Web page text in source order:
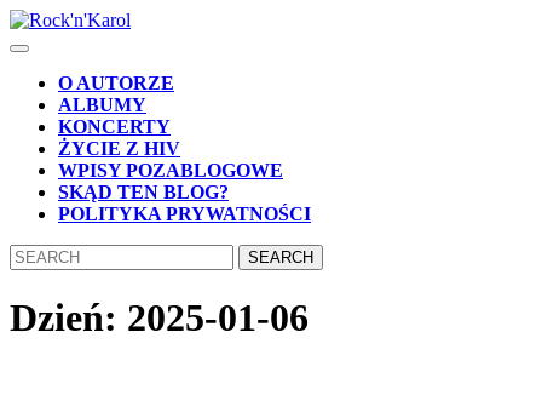
Skip
to
Skip
content
Open
ButtonO AUTORZE
ALBUMY
KONCERTY
ŻYCIE Z HIV
WPISY POZABLOGOWE
SKĄD TEN BLOG?
POLITYKA PRYWATNOŚCI
CLOSE
BUTTON
Search
for:
Dzień: 2025-01-06